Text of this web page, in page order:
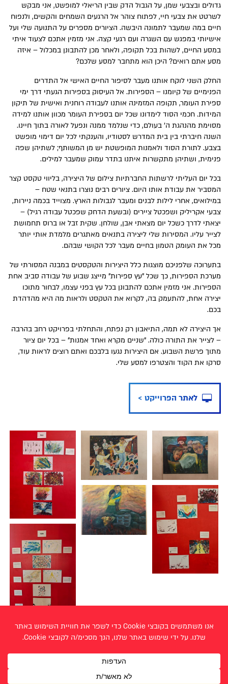
גדולים ובצבעי שמן, על הגבול הדק שבין הריאלי למופשט, אני מבקש
לשרטט את צבעי חיי, לפתוח צוהר אל הרגעים השמחים והקשים, ולנפוח
חיים במה שמעבר לתמונה היבשה. הציורים מספרים על התנועה שלי ועל
אישיותי במפגש עם השגרה ועם רגעי קצה. אני מזמין אתכם לצעוד איתי
במסע החיים, לשהות בכל תקופה, ולאחר מכן להתבונן במכלול – איזה
מסע אתם רואים? היכן הוא מתחבר למסע שלכם?
החלק השני לוקח אותנו מעבר לסיפור החיים האישי אל התדרים
הפנימיים של קיומנו – הספירות. אל העיסוק בספירות הגעתי דרך ימי
ספירת העומר, תקופה המזמינה אותנו לעבודה רוחנית ואישית של תיקון
המידות. חכמי הסוד לימדונו שכל יום בספירת העומר מכוון אותנו למידה
מסוימת מהנהגת ה' בעולם, כדי שנלמד ממנה ונפעל לאורה בתוך חיינו.
השנה חיברתי בין בית המדרש לסטודיו, והענקתי לכל יום דימוי מופשט
בצבע. לתורת הסוד ולאמנות המופשטת יש מן המשותף; לשתיהן שפה
פנימית, ושתיהן מתקשרות איתנו בתדר עמוק שמעבר למילים.
בכל יום העליתי לרשתות החברתיות צילום של היצירה, בליווי טקסט קצר
המסביר את עבודת אותו היום. ציורים רבים נוצרו בתנאי שטח –
במילואים, אחרי לילות לבנים ומעבר לגבולות הארץ. מצוייד בכמה ניירות,
צבעי אקריליק ושפכטל ציירים (ובשעת הדחק שפכטל עבודה רגיל) –
יצאתי לדרך כשכל יום מצאתי אבן, שולחן. שקית זבל או ברוס תחמושת
לצייר עליו. המסירות שלי ליצירה בתנאים מאתגרים מלמדת אותי יותר
מכל את העומק הטמון בחיים מעבר לכל הקושי שבהם.
בתערוכה שלפניכם מוצגות כלל היצירות והטקסטים במבנה המסורתי של
מערכת הספירות, כך שכל "עץ ספירות" מייצג שבוע של עבודה סביב אחת
הספירות. אני מזמין אתכם להתבונן בכל עץ בפני עצמו, לבחור מתוכו
יצירה אחת, להתעמק בה, לקרוא את הטקסט ולראות מה היא מהדהדת
בכם.
אך היצירה לא תמה, התיאבון רק נפתח, והתחלתי בפרויקט רחב בהרבה
– לצייר את התורה כולה. "שניים מקרא ואחד אמנות" – בכל יום ציור
מתוך פרשת השבוע. אם היצירות נגעו בלבכם ואתם רוצים לראות עוד,
סרקו את הקוד והצטרפו למסע שלי.
desktop
לאתר הפרוייקט >
נח גליק > < דניאל קינן